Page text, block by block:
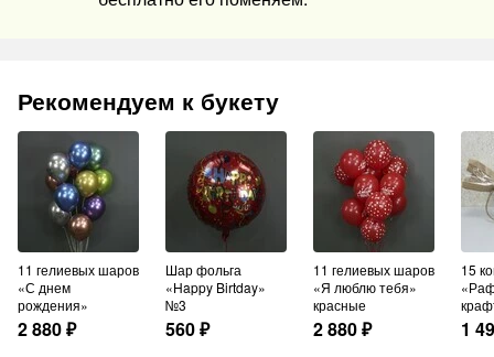
Рекомендуем к букету
11 гелиевых шаров
«С днем
рождения»
2 880₽
Шар фольга
«Happy Birtday»
№3
560₽
11 гелиевых шаров
«Я люблю тебя»
красные
2 880₽
15 конфет
1